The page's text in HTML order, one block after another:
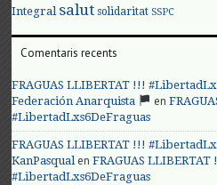
Integral salut solidaritat SSPC
Comentaris recents
FRAGUAS LLIBERTAT !!!
Federación Anarquista
en
#LibertadLxs6DeFraguas
FRAGUAS LLIBERTAT !!!
KanPasqualenFRAGUAS LLIBERTAT
#LibertadLxs6DeFraguas